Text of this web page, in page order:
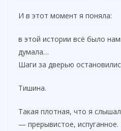
И в этот момент я поняла:
в этой истории всё было
думала…
Шаги за дверью
Тишина.
Такая плотная, что я
— прерывистое,